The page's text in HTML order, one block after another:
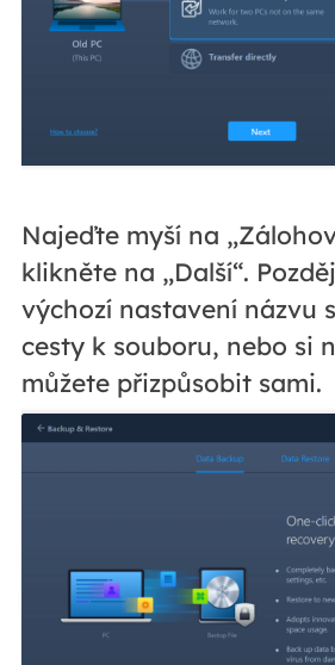
Najeďte myší na
klikněte na „Další“.
výchozí nastavení názvu
cesty k souboru, nebo si
můžete přizpůsobit sami.